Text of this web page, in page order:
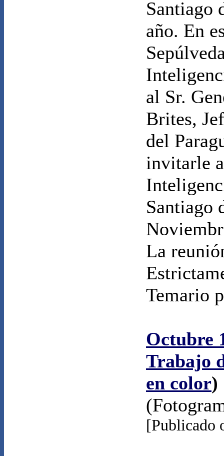
Santiago
año. En
al Sr.
Brites,
del
invitarle
Santiago
La
Temario
Octubre
Trabajo
en color)
[Publicado